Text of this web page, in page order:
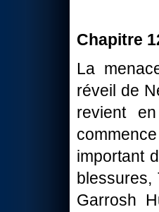
Chapitre
La
réveil de
revient
important
Garrosh